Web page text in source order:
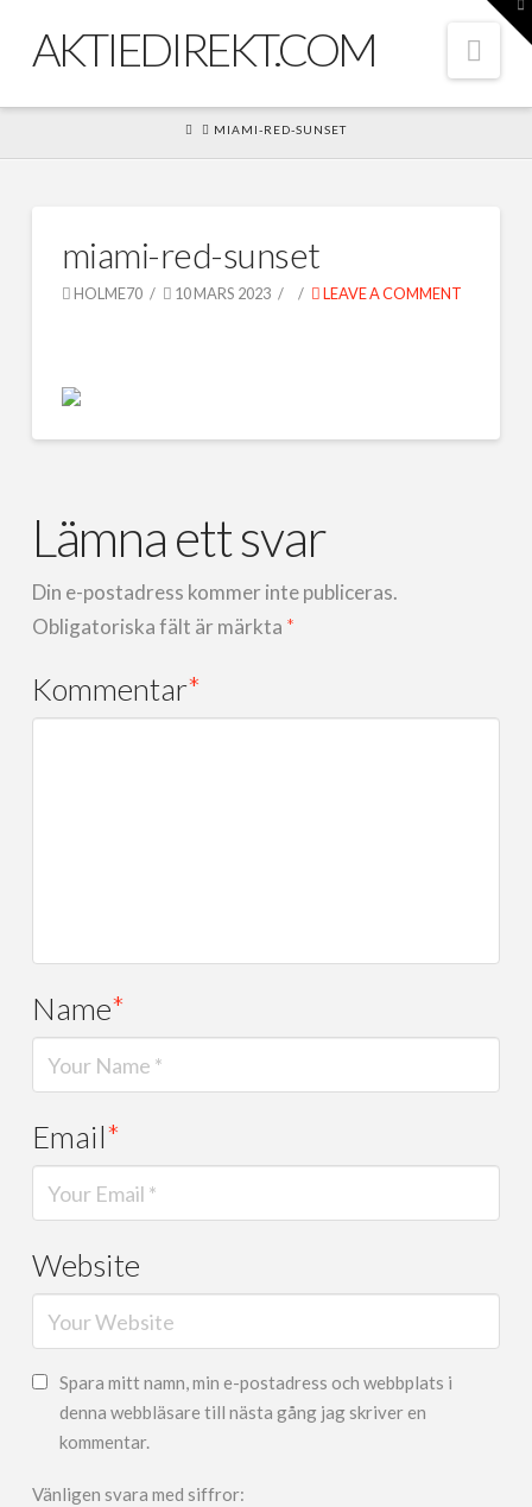
AKTIEDIREKT.COM
HOMEMIAMI-RED-SUNSET
miami-red-sunset
HOLME70 10 MARS 2023 LEAVE A COMMENT
Lämna ett svar
Din e-postadress kommer inte publiceras.
Obligatoriska fält är märkta *
Kommentar*
Name*
Email*
Website
Spara mitt namn, min e-postadress och webbplats i
denna webbläsare till nästa gång jag skriver en
kommentar.
Vänligen svara med siffror: